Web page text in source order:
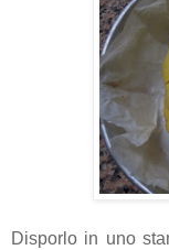
Disporlo in uno